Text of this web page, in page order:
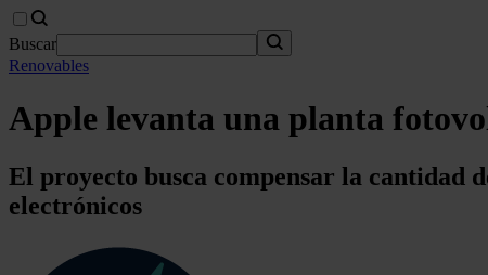
Buscar
Renovables
Apple levanta una planta
El proyecto busca compensar la cantidad
electrónicos